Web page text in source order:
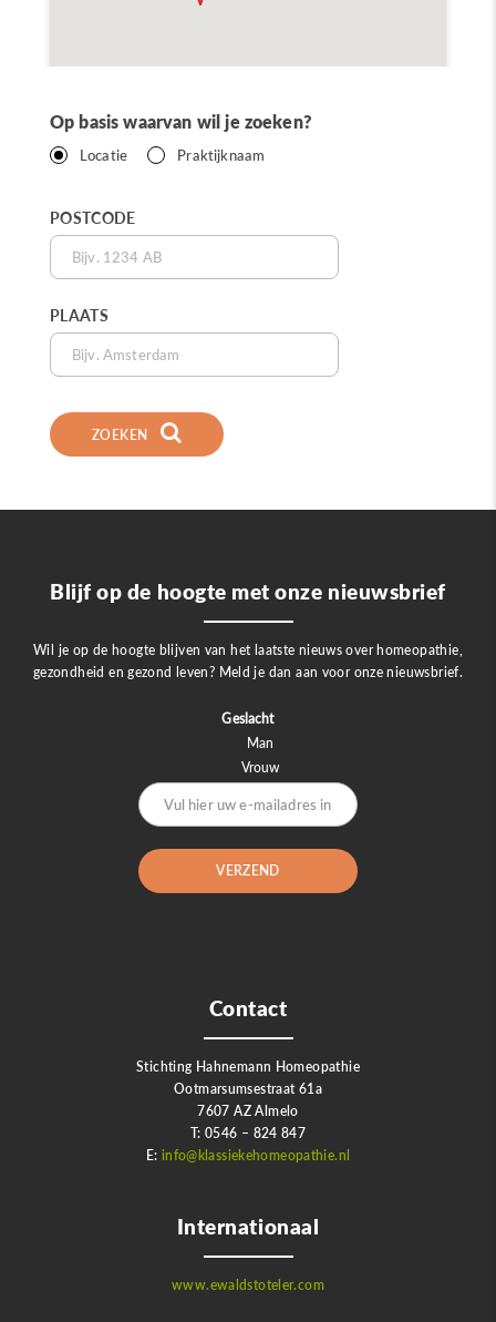
Op basis waarvan wil je zoeken?
Locatie Praktijknaam
POSTCODE
PLAATS
ZOEKEN
Contact
Stichting Hahnemann Homeopathie
Ootmarsumsestraat 61a
7607 AZ Almelo
T: 0546 – 824 847
E: info@klassiekehomeopathie.nl
Internationaal
www.ewaldstoteler.com
Blijf op de hoogte met onze nieuwsbrief
Wil je op de hoogte blijven van het laatste nieuws over homeopathie,
gezondheid en gezond leven? Meld je dan aan voor onze nieuwsbrief.
Geslacht
Man
Vrouw